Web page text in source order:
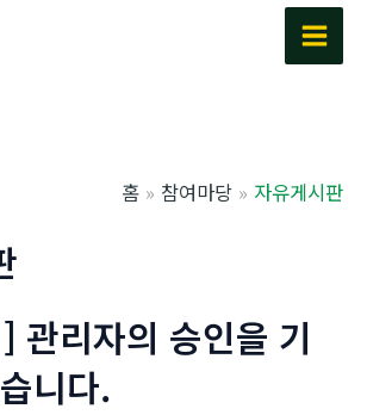
Main
홈 참여마당 자유게시판
관리자의 승인을 기
니다.